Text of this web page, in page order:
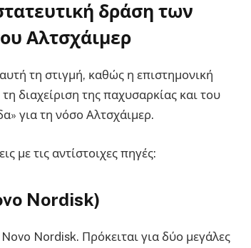
δράση των
Αλτσχάιμερ
τη στιγμή, καθώς η επιστημονική
διαχείριση της παχυσαρκίας και του
για τη νόσο Αλτσχάιμερ.
με τις αντίστοιχες πηγές:
Nordisk)
Nordisk. Πρόκειται για δύο μεγάλες